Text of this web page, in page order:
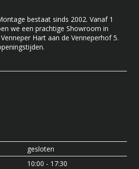
bestaat sinds 2002. Vanaf 1
we een prachtige Showroom in
Hart aan de Venneperhof 5.
gesloten
10:00 - 17:30